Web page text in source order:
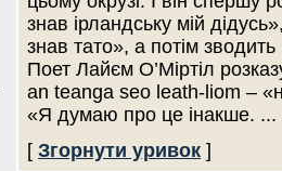
знав ірландську мій
знав тато», а потім
Поет Лайєм О’Міртіл
an teanga seo leath-liom –
«Я думаю про це інакше.
[ Згорнути уривок ]